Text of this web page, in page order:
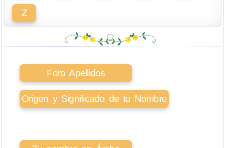
Z
Foro Apellidos
Origen y Significado de tu Nombre